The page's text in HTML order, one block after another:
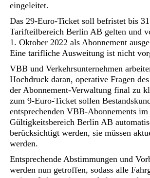
eingeleitet.
Das 29-Euro-Ticket soll befristet bis
Tarifteilbereich Berlin AB gelten und
1. Oktober 2022 als Abonnement
Eine tarifliche Ausweitung ist nicht
VBB und Verkehrsunternehmen
Hochdruck daran, operative Fragen
der Abonnement-Verwaltung final zu
zum 9-Euro-Ticket sollen
entsprechenden VBB-Abonnements im
Gültigkeitsbereich Berlin AB
berücksichtigt werden, sie müssen
werden.
Entsprechende Abstimmungen und
werden nun getroffen, sodass alle